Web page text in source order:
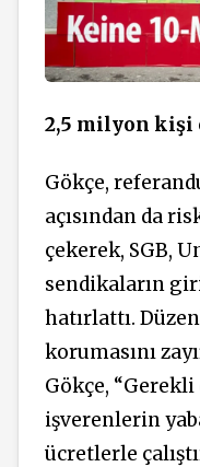
2,5 milyon kişi
Gökçe,
açısından da
çekerek, SGB,
sendikaların
hatırlattı.
korumasını
Gökçe,
işverenlerin
ücretlerle